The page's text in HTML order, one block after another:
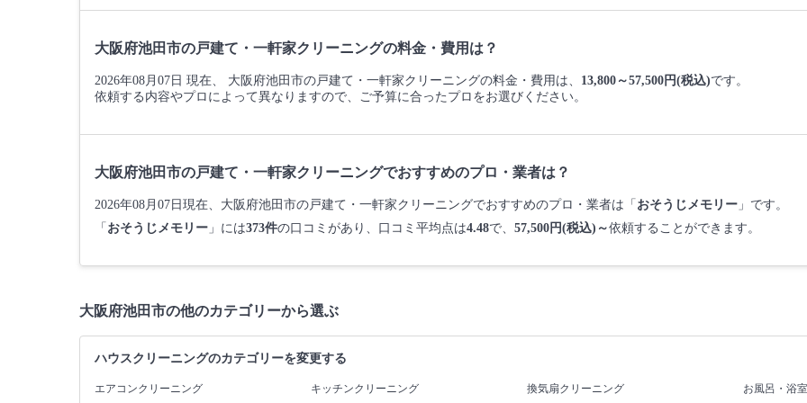
大阪府池田市の戸建て・一軒家クリーニングの料金・費用は？
2026年08月07日 現在、 大阪府池田市の戸建て・一軒家クリーニングの料金・費用は、 13,800～57,500円(税込)です。
依頼する内容やプロによって異なりますので、ご予算に合ったプロをお選びください。
大阪府池田市の戸建て・一軒家クリーニングでおすすめのプロ・業者は？
2026年08月07日現在、大阪府池田市の戸建て・一軒家クリーニングでおすすめのプロ・業者は「 おそうじメモリー 」です。
「 おそうじメモリー 」には373件の口コミがあり、口コミ平均点は4.48で、 57,500円(税込)～依頼することができます。
大阪府池田市の他のカテゴリーから選ぶ
ハウスクリーニングのカテゴリーを変更する
エアコンクリーニング キッチンクリーニング 換気扇クリーニング お風呂・浴